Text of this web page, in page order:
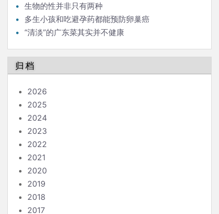
生物的性并非只有两种
多生小孩和吃避孕药都能预防卵巢癌
“清淡”的广东菜其实并不健康
归档
2026
2025
2024
2023
2022
2021
2020
2019
2018
2017